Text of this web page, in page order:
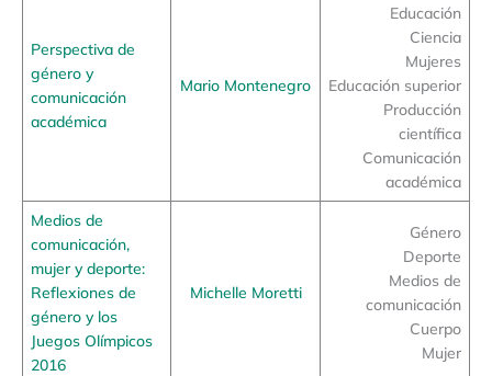
Perspectiva de
género y
comunicación
académica
Mario Montenegro
Educación
Ciencia
Mujeres
Educación superior
Producción
científica
Comunicación
académica
Medios de
comunicación,
mujer y deporte:
Reflexiones de
género y los
Juegos Olímpicos
2016
Michelle Moretti
Género
Deporte
Medios de
comunicación
Cuerpo
Mujer